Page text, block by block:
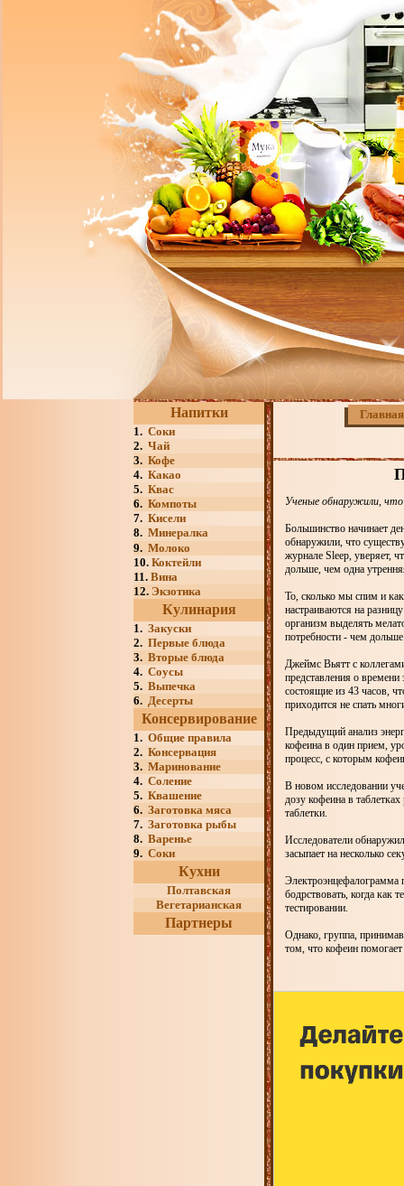
Напитки
1. Соки
2. Чай
3. Кофе
4. Какао
5. Квас
6. Компоты
7. Кисели
8. Минералка
9. Молоко
10. Коктейли
11. Вина
12. Экзотика
Кулинария
1. Закуски
2. Первые блюда
3. Вторые блюда
4. Соусы
5. Выпечка
6. Десерты
Консервирование
1. Общие правила
2. Консервация
3. Маринование
4. Соление
5. Квашение
6. Заготовка мяса
7. Заготовка рыбы
8. Варенье
9. Соки
Кухни
Полтавская
Вегетарианская
Партнеры
Главная
Ученые обнаружили,
Большинство начинает
обнаружили, что
журнале Sleep, уверяет,
дольше, чем одна
То, сколько мы спим и
настраиваются на
организм выделять
потребности - чем дольше
Джеймс Вьятт с
представления о времени
состоящие из 43 часов,
приходится не спать
Предыдущий анализ
кофеина в один прием,
процесс, с которым
В новом исследовании
дозу кофеина в
таблетки.
Исследователи
засыпает на несколько
Электроэнцефалограмма
бодрствовать, когда как
тестировании.
Однако, группа,
том, что кофеин помогает